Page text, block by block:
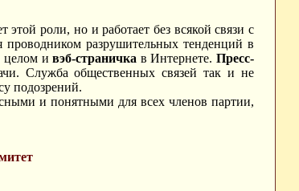
этой роли, но и работает без всякой связи с
проводником разрушительных тенденций в
целом ивэб-страничка в Интернете. Пресс-
Служба общественных связей так и не
подозрений.
и понятными для всех членов партии,